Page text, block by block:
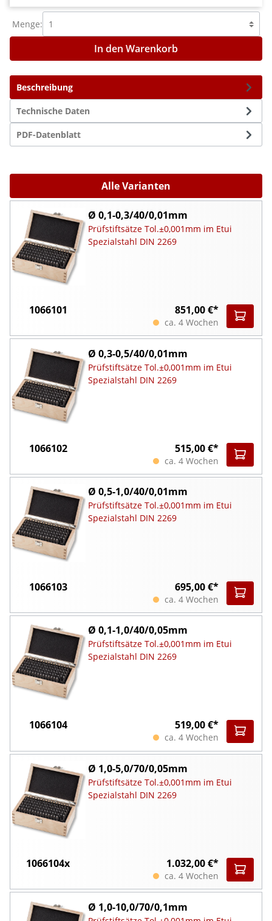
Beschreibung
Technische Daten
PDF-Datenblatt
Menge:
In den Warenkorb
Alle Varianten
Ø 0,1-0,3/40/0,01mm
Prüfstiftsätze Tol.±0,001mm im Etui
Spezialstahl DIN 2269
1066101 851,00 €*
ca. 4 Wochen
Ø 0,3-0,5/40/0,01mm
Prüfstiftsätze Tol.±0,001mm im Etui
Spezialstahl DIN 2269
1066102 515,00 €*
ca. 4 Wochen
Ø 0,5-1,0/40/0,01mm
Prüfstiftsätze Tol.±0,001mm im Etui
Spezialstahl DIN 2269
1066103 695,00 €*
ca. 4 Wochen
Ø 0,1-1,0/40/0,05mm
Prüfstiftsätze Tol.±0,001mm im Etui
Spezialstahl DIN 2269
1066104 519,00 €*
ca. 4 Wochen
Ø 1,0-5,0/70/0,05mm
Prüfstiftsätze Tol.±0,001mm im Etui
Spezialstahl DIN 2269
1066104x 1.032,00 €*
ca. 4 Wochen
Ø 1,0-10,0/70/0,1mm